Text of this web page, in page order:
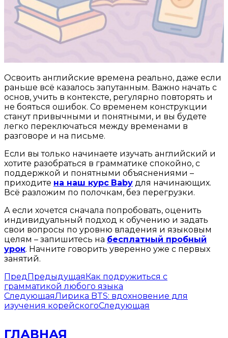
Освоить английские времена реально, даже если
раньше всё казалось запутанным. Важно начать с
основ, учить в контексте, регулярно повторять и
не бояться ошибок. Со временем конструкции
станут привычными и понятными, и вы будете
легко переключаться между временами в
разговоре и на письме.
Если вы только начинаете изучать английский и
хотите разобраться в грамматике спокойно, с
поддержкой и понятными объяснениями –
приходите на наш курс Baby для начинающих.
Всё разложим по полочкам, без перегрузки.
А если хочется сначала попробовать, оценить
индивидуальный подход к обучению и задать
свои вопросы по уровню владения и языковым
целям – запишитесь на бесплатный пробный
урок. Начните говорить уверенно уже с первых
занятий.
Пред Предыдущая Как подружиться с
грамматикой любого языка
СледующаяЛирика BTS: вдохновение для
изучения корейскогоСледующая
ГЛАВНАЯ